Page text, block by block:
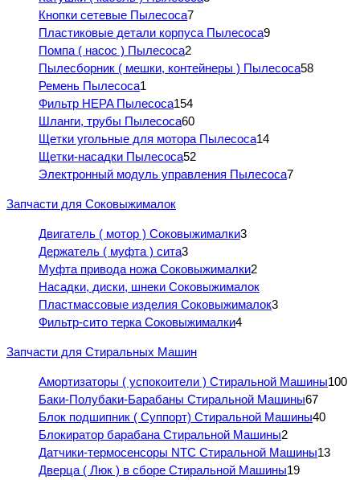
Кнопки сетевые Пылесоса7
Пластиковые детали корпуса Пылесоса9
Помпа ( насос ) Пылесоса2
Пылесборник ( мешки, контейнеры ) Пылесоса58
Ремень Пылесоса1
Фильтр HEPA Пылесоса154
Шланги, трубы Пылесоса60
Щетки угольные для мотора Пылесоса14
Щетки-насадки Пылесоса52
Электронный модуль управления Пылесоса7
Запчасти для Соковыжималок
Двигатель ( мотор ) Соковыжималки3
Держатель ( муфта ) сита3
Муфта привода ножа Соковыжималки2
Насадки, диски, шнеки Соковыжималок
Пластмассовые изделия Соковыжималок3
Фильтр-сито терка Соковыжималки4
Запчасти для Стиральных Машин
Амортизаторы ( успокоители ) Стиральной Машины100
Баки-Полубаки-Барабаны Стиральной Машины67
Блок подшипник ( Суппорт) Стиральной Машины40
Блокиратор барабана Стиральной Машины2
Датчики-термосенсоры NTC Стиральной Машины13
Дверца ( Люк ) в сборе Стиральной Машины19